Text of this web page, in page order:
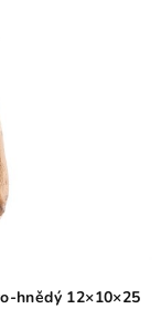
hnědý 12×10×25